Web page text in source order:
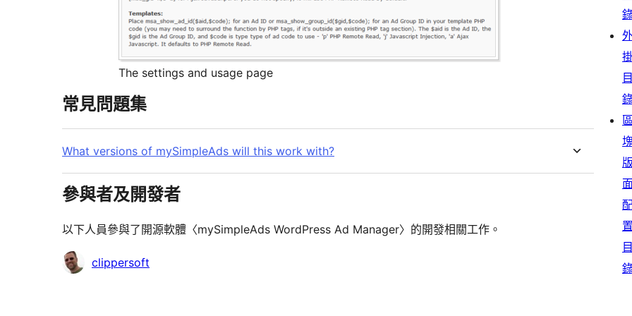
The settings and usage page
常見問題集
What versions of mySimpleAds will this work with?
參與者及開發者
以下人員參與了開源軟體〈mySimpleAds WordPress Ad Manager〉的開發相關工作。
參
clippersoft
目
區
版
置
目